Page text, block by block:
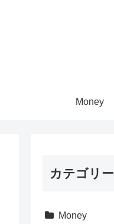
Money
カテゴリー
Money